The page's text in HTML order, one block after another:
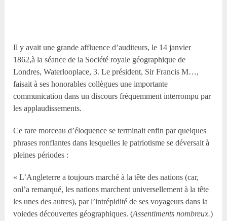
Il y avait une grande affluence d’auditeurs, le 14 janvier
1862,à la séance de la Société royale géographique de
Londres, Waterlooplace, 3. Le président, Sir Francis M…,
faisait à ses honorables collègues une importante
communication dans un discours fréquemment interrompu par
les applaudissements.
Ce rare morceau d’éloquence se terminait enfin par quelques
phrases ronflantes dans lesquelles le patriotisme se déversait à
pleines périodes :
« L’Angleterre a toujours marché à la tête des nations (car,
onl’a remarqué, les nations marchent universellement à la tête
les unes des autres), par l’intrépidité de ses voyageurs dans la
voiedes découvertes géographiques. (Assentiments nombreux.)